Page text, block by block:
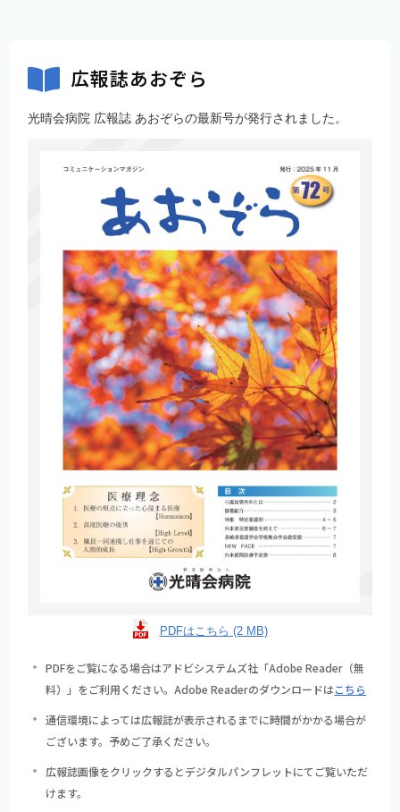
広報誌あおぞら
光晴会病院 広報誌 あおぞらの最新号が発行されました。
PDFはこちら (2 MB)
PDFをご覧になる場合はアドビシステムズ社「Adobe Reader（無
料）」をご利用ください。Adobe Readerのダウンロードはこちら
通信環境によっては広報誌が表示されるまでに時間がかかる場合が
ございます。予めご了承ください。
広報誌画像をクリックするとデジタルパンフレットにてご覧いただ
けます。